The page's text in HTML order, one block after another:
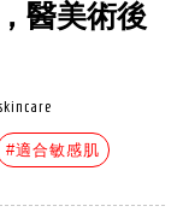
醫美術後
skincare
#適合敏感肌